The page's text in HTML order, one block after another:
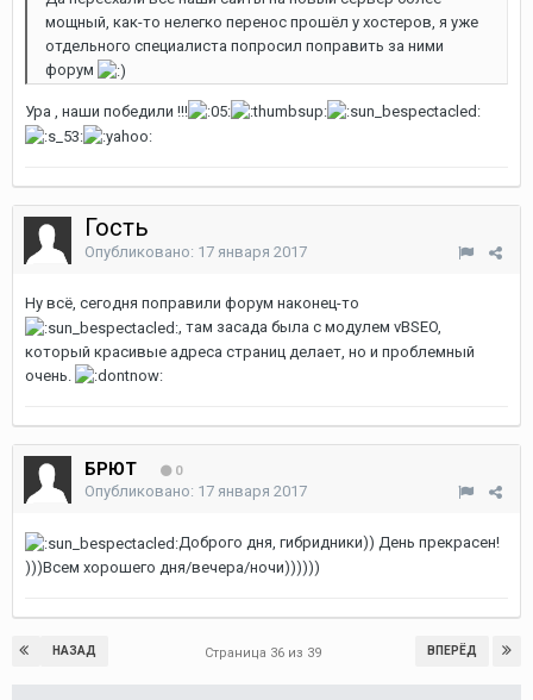
мощный, как-то нелегко перенос прошёл у хостеров, я уже
отдельного специалиста попросил поправить за ними
форум
Ура , наши победили !!!
Гость
Опубликовано: 17 января 2017
Ну всё, сегодня поправили форум наконец-то
, там засада была с модулем vBSEO,
который красивые адреса страниц делает, но и проблемный
очень.
БРЮТ 0
Опубликовано: 17 января 2017
Доброго дня, гибридники)) День прекрасен!
)))Всем хорошего дня/вечера/ночи))))))
НАЗАД ВПЕРЁД
Страница 36 из 39